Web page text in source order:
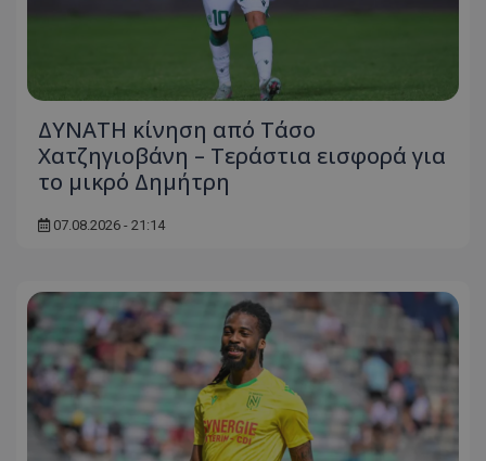
ΔΥΝΑΤΗ κίνηση από Τάσο
Χατζηγιοβάνη – Τεράστια εισφορά για
το μικρό Δημήτρη
07.08.2026 - 21:14